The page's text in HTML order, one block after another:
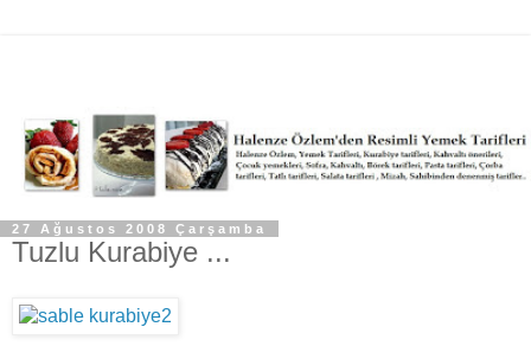
27 Ağustos 2008 Çarşamba
Tuzlu Kurabiye ...